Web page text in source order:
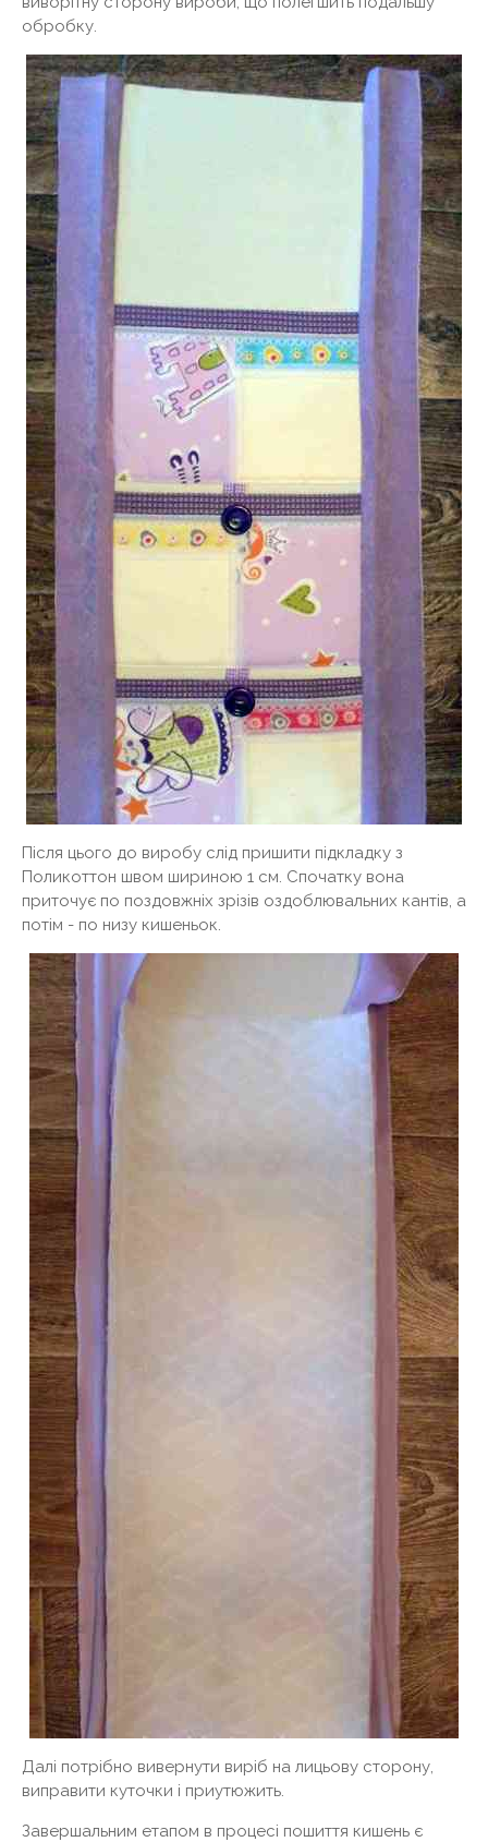
обробку.
Після цього до виробу слід пришити підкладку з
Поликоттон швом шириною 1 см. Спочатку вона
приточує по поздовжніх зрізів оздоблювальних кантів, а
потім - по низу кишеньок.
Далі потрібно вивернути виріб на лицьову сторону,
виправити куточки і приутюжить.
Завершальним етапом в процесі пошиття кишень є